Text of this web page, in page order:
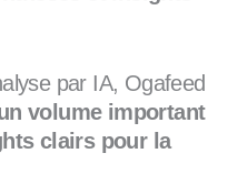
par IA, Ogafeed
volume important
clairs pour la